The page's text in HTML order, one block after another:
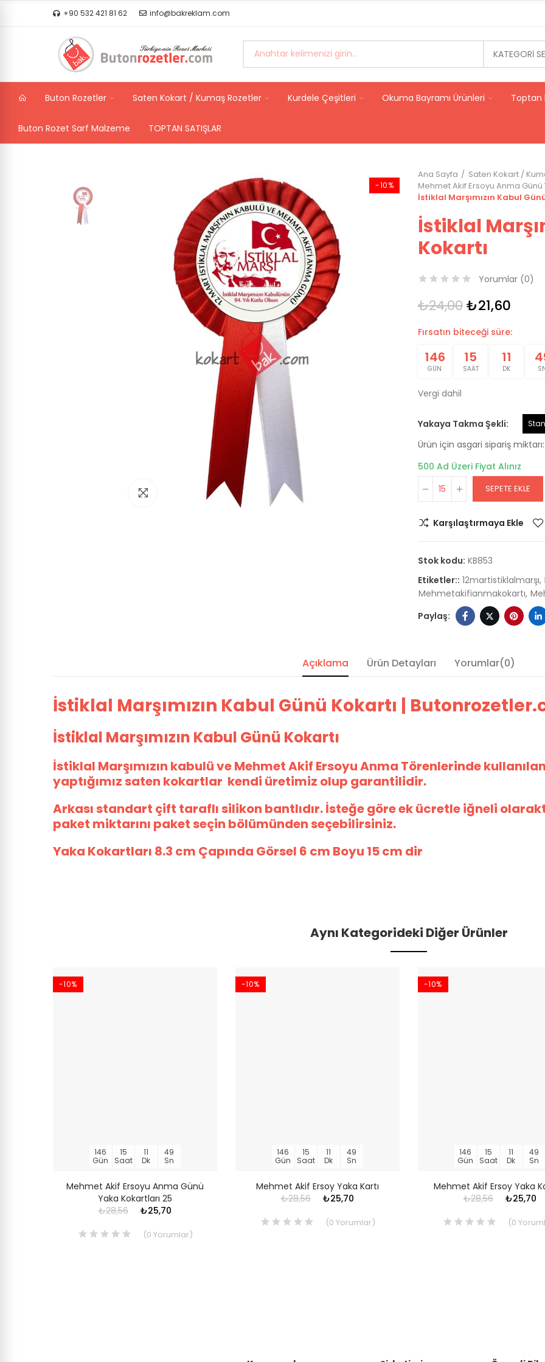
+90 532 421 81 62 info@bakreklam.com
KATEGORI
Buton Rozetler Saten Kokart / Kumaş Rozetler Kurdele Çeşitleri Okuma Bayramı Ürünleri Toptan
Buton Rozet Sarf Malzeme TOPTAN SATIŞLAR
-10%
Click to enlarge
Ana Sayfa
Saten Kokart /
Mehmet Akif Ersoyu Anma Günü
İstiklal Marşımızın Kabul
İstiklal
Kokartı
Yorumlar (0)
₺24,00₺21,60
Fırsatın biteceği süre:
146
GÜN
15
SAAT
11
DK
Vergi dahil
Yakaya Takma Şekli
Ürün için asgari sipariş miktarı:
500 Ad Üzeri Fiyat Alınız
SEPETE EKLE
Karşılaştırmaya Ekle
Stok kodu: KB853
Etiketler:: 12martistiklalmarşı
Mehmetakifianmakokartı
Açıklama Ürün Detayları Yorumlar(0)
İstiklal Marşımızın Kabul Günü Kokartı |
İstiklal Marşımızın Kabul Günü Kokartı
İstiklal Marşımızın kabulü ve Mehmet Akif Ersoyu Anma Törenlerinde
yaptığımız saten kokartlar kendi üretimiz olup garantilidir.
Arkası standart çift taraflı silikon bantlıdır. İsteğe göre ek ücretle iğneli
paket miktarını paket seçin bölümünden seçebilirsiniz.
Yaka Kokartları 8.3 cm Çapında Görsel 6 cm Boyu 15 cm dir
Aynı Kategorideki Diğer Ürünler
-10%
146
Gün
15
Saat
11
Dk
48
Sn
Mehmet Akif Ersoyu Anma Günü
Yaka Kokartları 25
₺28,56
₺25,70
(0 Yorumlar)
-10%
146
Gün
15
Saat
11
Dk
48
Sn
Mehmet Akif Ersoy Yaka Kartı
₺28,56
₺25,70
(0 Yorumlar)
-10%
146
Gün
15
Saat
11
Dk
48
Sn
Mehmet Akif Ersoy Yaka
₺28,56
₺25,70
(0